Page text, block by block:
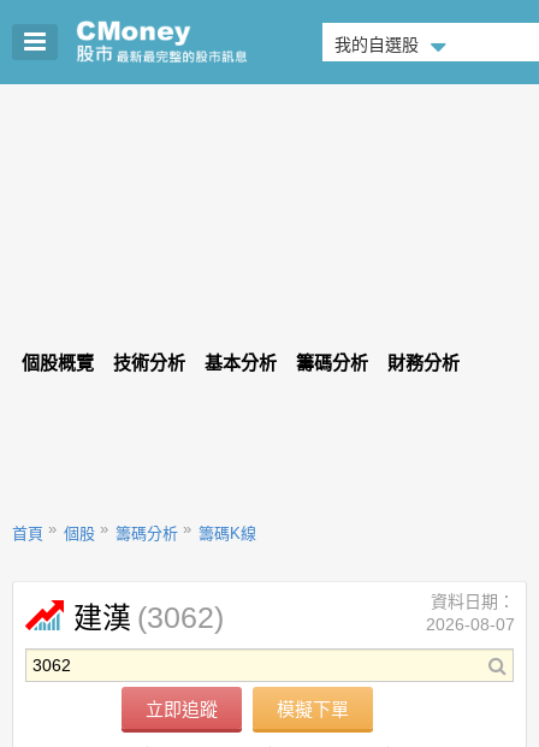
我的自選股
個股概覽 技術分析 基本分析 籌碼分析 財務分析
首頁 個股 籌碼分析 籌碼K線
建漢 (3062)
立即追蹤 模擬下單
資料日期：
2026-08-07